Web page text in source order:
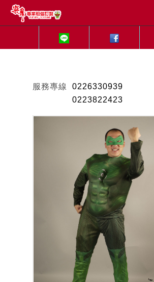
服務專線
0226330939
0223822423